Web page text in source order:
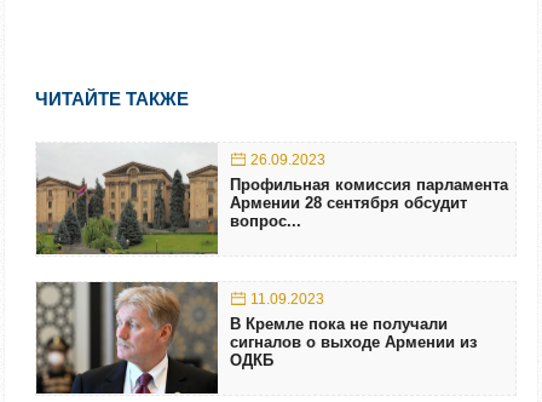
ЧИТАЙТЕ ТАКЖЕ
26.09.2023
Профильная комиссия парламента
Армении 28 сентября обсудит
вопрос...
11.09.2023
В Кремле пока не получали
сигналов о выходе Армении из
ОДКБ